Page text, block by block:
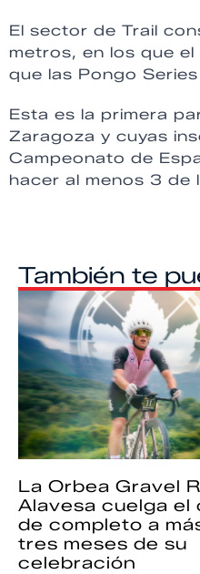
El sector de Trail
metros, en los que
que las Pongo
Esta es la primera
Zaragoza y cuyas
Campeonato de
hacer al menos 3 de
También te
La Orbea Gravel
Alavesa cuelga el
de completo a
tres meses de su
celebración